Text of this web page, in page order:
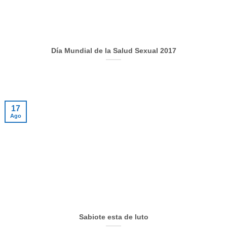
Día Mundial de la Salud Sexual 2017
Sabiote esta de luto
17
Ago